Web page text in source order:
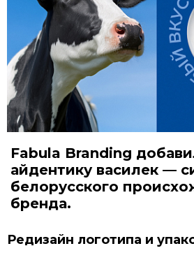
Fabula Branding
айдентику василек —
белорусского
бренда.
Редизайн логотипа и